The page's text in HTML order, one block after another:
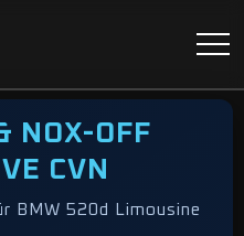
NOX-OFF
CVN
BMW 520d Limousine